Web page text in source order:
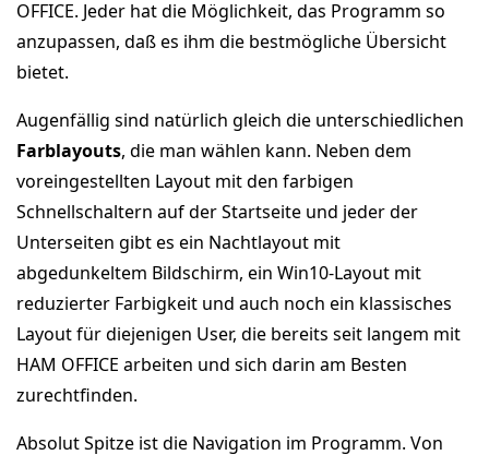
OFFICE. Jeder hat die Möglichkeit, das Programm so
anzupassen, daß es ihm die bestmögliche Übersicht
bietet.
Augenfällig sind natürlich gleich die unterschiedlichen
Farblayouts, die man wählen kann. Neben dem
voreingestellten Layout mit den farbigen
Schnellschaltern auf der Startseite und jeder der
Unterseiten gibt es ein Nachtlayout mit
abgedunkeltem Bildschirm, ein Win10-Layout mit
reduzierter Farbigkeit und auch noch ein klassisches
Layout für diejenigen User, die bereits seit langem mit
HAM OFFICE arbeiten und sich darin am Besten
zurechtfinden.
Absolut Spitze ist die Navigation im Programm. Von